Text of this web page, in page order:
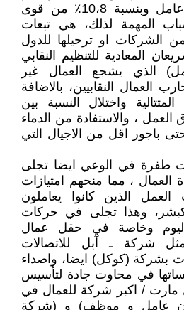
2020 الى (7،2 مليون عامل وبنسبة 10،8٪ من قوى
المهمة لذلك، هي تبعات
الشركات او ترحيلها للدول
المعادية للتنظيم النقابي
الذي يشجع العمال غير
العمال النقابيين، بالاضافة
المتتالية واختلال النسبة بين
، والاستفادة من الدماء
باجور اقل من الاجيال التي
طفرة في الوعي ايضا تجلى
العمال ، مما منحهم امتيازات
الذين كانوا يعاملون
وهذا تجلى في حركات
اليوم وخاصة في حقل عمال
مثل شركة ـ آبل للاتصالات
بشركة (كوكل) ايضا، واصداء
في محاوت جادة لتأسيس
مارت / اكبر شركة للعمال في
2،3 مليون عامل و موظف) و (شركة